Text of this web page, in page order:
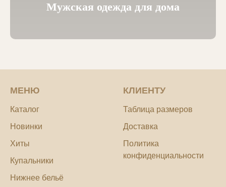
Мужская одежда для дома
МЕНЮ
Каталог
Новинки
Хиты
Купальники
Нижнее бельё
КЛИЕНТУ
Таблица размеров
Доставка
Политика
конфиденциальности